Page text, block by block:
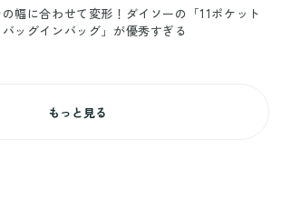
幅に合わせて変形！ダイソーの「11ポケット
ッグインバッグ」が優秀すぎる
もっと見る